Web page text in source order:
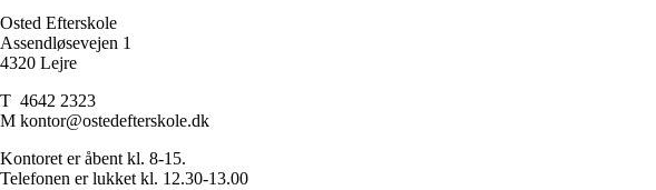
Osted Efterskole
Assendløsevejen 1
4320 Lejre
T 4642 2323
M kontor@ostedefterskole.dk
Kontoret er åbent kl. 8-15.
Telefonen er lukket kl. 12.30-13.00